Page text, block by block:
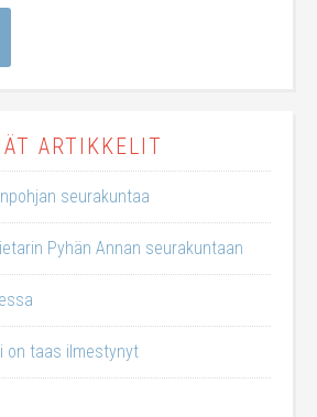
ARTIKKELIT
seurakuntaa
Pyhän Annan seurakuntaan
on taas ilmestynyt